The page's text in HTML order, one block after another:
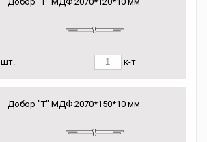
шт. к-т
Добор "Т" МДФ 2070*150*10 мм